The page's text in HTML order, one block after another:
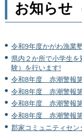
お知らせ
令和9年度かがわ漁業
県内２か所で小学生
験）を行います!
令和8年度 赤潮警報第
令和8年度 赤潮警報第
令和8年度 赤潮警報第
令和8年度 赤潮警報
郡家コミュニティセ